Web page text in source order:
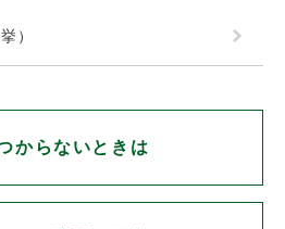
）
からないときは